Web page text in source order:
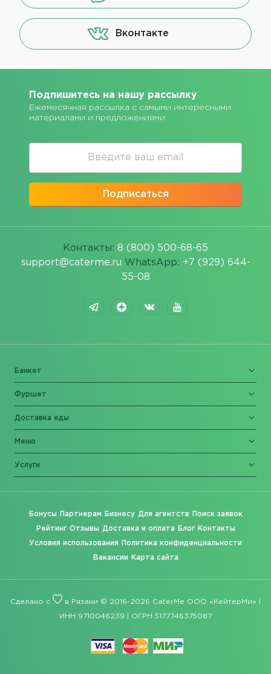
Вконтакте
Подпишитесь на нашу рассылку
Ежемесячная рассылка с самыми интересными
материалами и предложениями
Подписаться
Контакты: 8 (800) 500-68-65
support@caterme.ru WhatsApp: +7 (929) 644-
55-08
Банкет
Фуршет
Доставка еды
Меню
Услуги
Бонусы Партнерам Бизнесу Для агентств Поиск заявок
Рейтинг Отзывы Доставка и оплата Блог Контакты
Условия использования Политика конфиденциальности
Вакансии Карта сайта
Сделано с в Рязани © 2016-2026 CaterMe ООО «КейтерМи» |
ИНН 9710046239 | ОГРН 5177746375087